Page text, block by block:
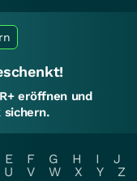
eröffnen und
sichern.
E F G H I
J
U V W X Y
Z